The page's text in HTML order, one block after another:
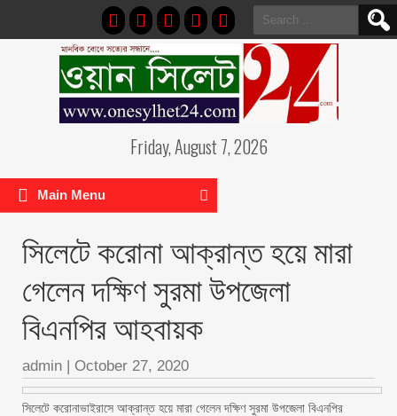
Search
for:
Friday, August 7, 2026
Main Menu
সিলেটে করোনা আক্রান্ত হয়ে মারা
গেলেন দক্ষিণ সুরমা উপজেলা
বিএনপির আহবায়ক
admin | October 27, 2020
সিলেটে করোনাভাইরাসে আক্রান্ত হয়ে মারা গেলেন দক্ষিণ সুরমা উপজেলা বিএনপির